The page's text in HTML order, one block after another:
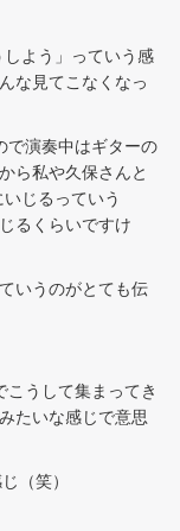
しよう」っていう感
な見てこなくなっ
で演奏中はギターの
ら私や久保さんと
じるっていう
るくらいですけ
いうのがとても伝
こうして集まってき
たいな感じで意思
（笑）